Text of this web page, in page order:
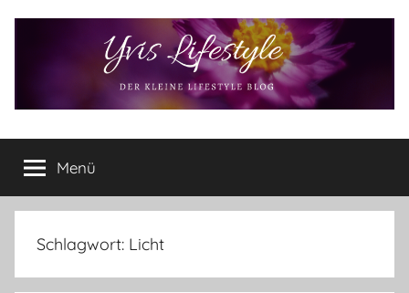
Yvis
Lifestyle
Lifestyle
Blog
–
Lifestyle,
Produkttests
Menü
Schlagwort: Licht